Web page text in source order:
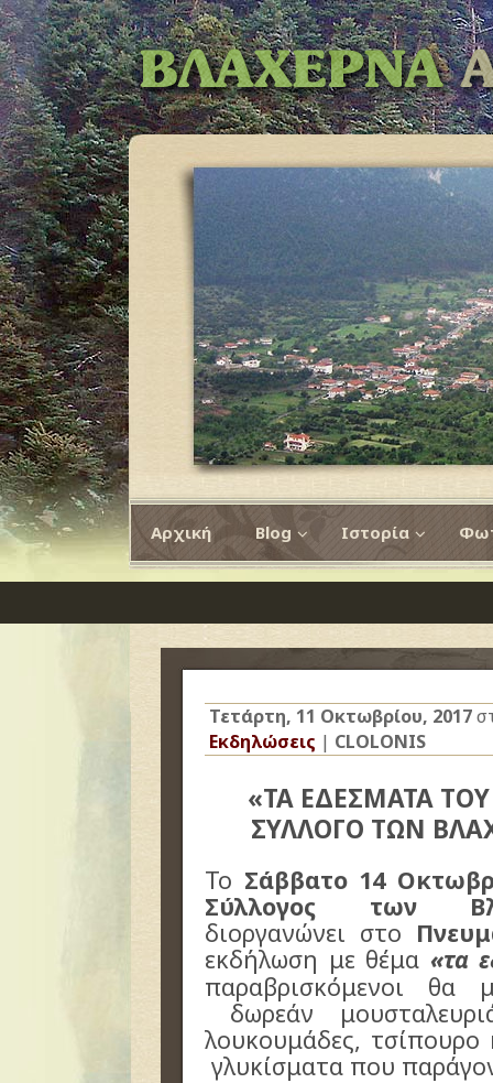
Αρχική Blog Ιστορία
Τετάρτη, 11 Οκτωβρίου, 2017
Εκδηλώσεις | CLOLONIS
«ΤΑ ΕΔΕΣΜΑΤΑ
ΣΥΛΛΟΓΟ ΤΩΝ
Το Σάββατο 14
Σύλλογος των
διοργανώνει στο
εκδήλωση με θέμα «τα
παραβρισκόμενοι θα
δωρεάν
λουκουμάδες,
γλυκίσματα που